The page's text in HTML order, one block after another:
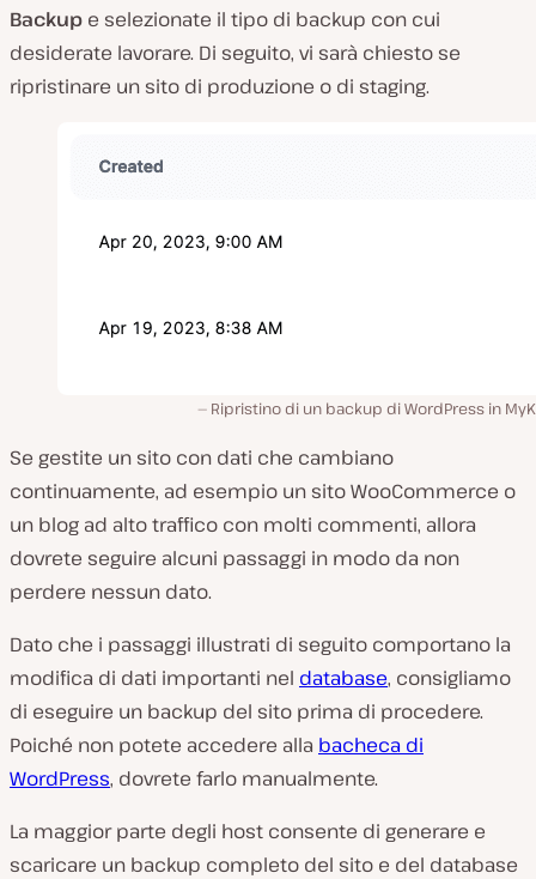
Backup e selezionate il tipo di backup con cui
desiderate lavorare. Di seguito, vi sarà chiesto se
ripristinare un sito di produzione o di staging.
Ripristino di un backup di WordPress in
Se gestite un sito con dati che cambiano
continuamente, ad esempio un sito WooCommerce o
un blog ad alto traffico con molti commenti, allora
dovrete seguire alcuni passaggi in modo da non
perdere nessun dato.
Dato che i passaggi illustrati di seguito comportano la
modifica di dati importanti nel database, consigliamo
di eseguire un backup del sito prima di procedere.
Poiché non potete accedere alla bacheca di
WordPress, dovrete farlo manualmente.
La maggior parte degli host consente di generare e
scaricare un backup completo del sito e del database